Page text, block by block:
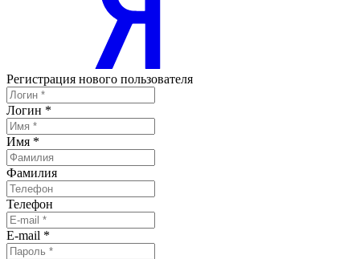
Регистрация нового пользователя
Логин *
Имя *
Фамилия
Телефон
E-mail *